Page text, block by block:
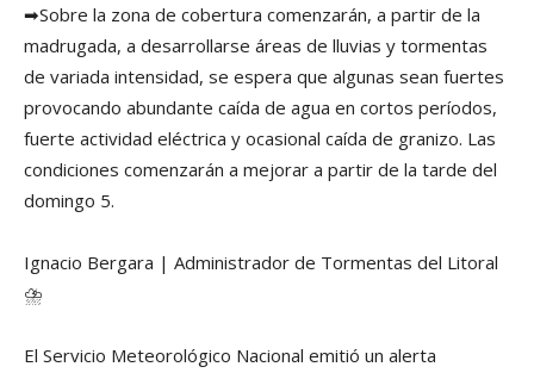
➡Sobre la zona de cobertura comenzarán, a partir de la
madrugada, a desarrollarse áreas de lluvias y tormentas
de variada intensidad, se espera que algunas sean fuertes
provocando abundante caída de agua en cortos períodos,
fuerte actividad eléctrica y ocasional caída de granizo. Las
condiciones comenzarán a mejorar a partir de la tarde del
domingo 5.
Ignacio Bergara | Administrador de Tormentas del Litoral
⛈
El Servicio Meteorológico Nacional emitió un alerta